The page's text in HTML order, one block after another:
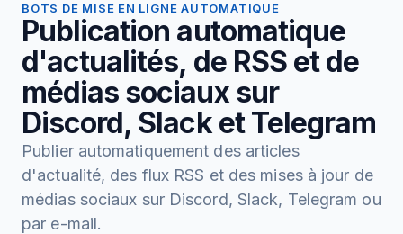
BOTS DE MISE EN LIGNE AUTOMATIQUE
Publication automatique
d'actualités, de RSS et de
médias sociaux sur
Discord, Slack et Telegram
Publier automatiquement des articles
d'actualité, des flux RSS et des mises à jour de
médias sociaux sur Discord, Slack, Telegram ou
par e-mail.